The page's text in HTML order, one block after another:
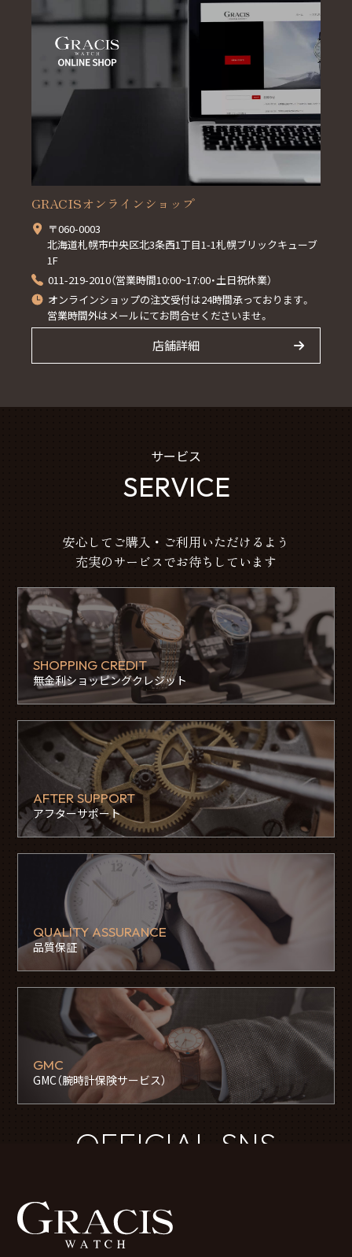
GRACISオンラインショップ
〒060-0003
北海道札幌市中央区北3条西1丁目1-1札幌ブリックキューブ
1F
011-219-2010（営業時間10:00~17:00・土日祝休業）
オンラインショップの注文受付は24時間承っております。
営業時間外はメールにてお問合せくださいませ。
店舗詳細
サービス
SERVICE
安心してご購入・ご利用いただけるよう
充実のサービスでお待ちしています
SHOPPING CREDIT
無金利ショッピングクレジット
AFTER SUPPORT
アフターサポート
QUALITY ASSURANCE
品質保証
GMC
GMC（腕時計保険サービス）
OFFICIAL SNS